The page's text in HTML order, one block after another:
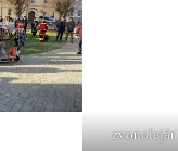
zvonolejár